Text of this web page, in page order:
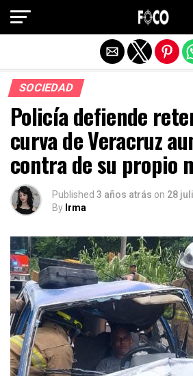
SOCIEDAD
Policía defiende
curva de Veracruz
contra de su propio
Published 3 años atrás on 28
By Irma
Salir de la versión